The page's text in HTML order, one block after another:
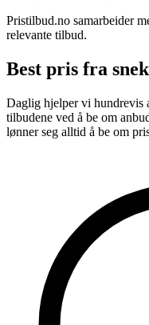
Pristilbud.no samarbeider
relevante tilbud.
Best pris fra
Daglig hjelper vi hundrevis
tilbudene ved å be om
lønner seg alltid å be om